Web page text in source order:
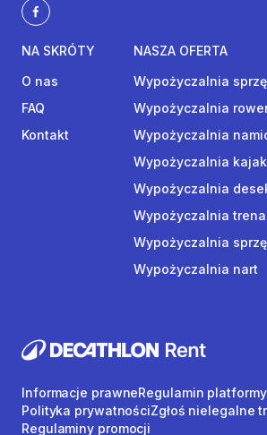
NA SKRÓTY
O nas
FAQ
Kontakt
NASZA OFERTA
Wypożyczalnia
Wypożyczalnia
Wypożyczalnia
Wypożyczalnia
Wypożyczalnia
Wypożyczalnia
Wypożyczalnia
Wypożyczalnia nart
Informacje prawneRegulamin platformy
Polityka prywatnościZgłoś nielegalne
Regulaminy promocji